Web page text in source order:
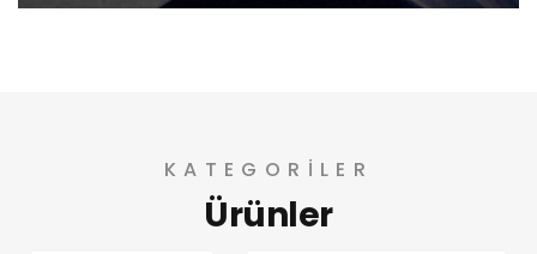
KATEGORILER
Ürünler